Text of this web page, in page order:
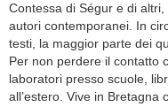
Contessa di Ségur e di
autori contemporanei. In
testi, la maggior parte dei
Per non perdere il contatto
laboratori presso scuole,
all’estero. Vive in Bretagna